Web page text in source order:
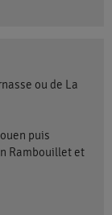
ou de La
puis
Rambouillet et